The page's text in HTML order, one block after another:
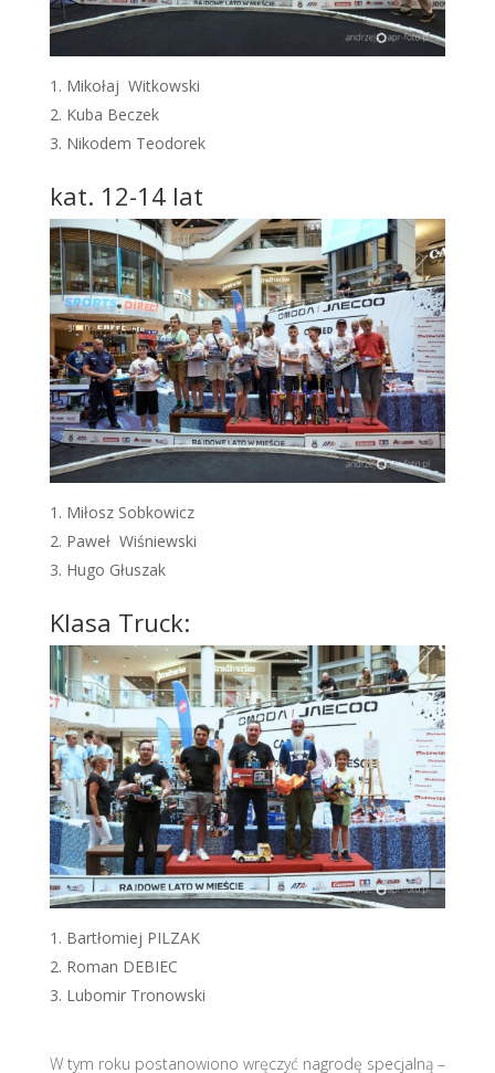
Mikołaj Witkowski
Kuba Beczek
Nikodem Teodorek
kat. 12-14 lat
Miłosz Sobkowicz
Paweł Wiśniewski
Hugo Głuszak
Klasa Truck:
Bartłomiej PILZAK
Roman DEBIEC
Lubomir Tronowski
W tym roku postanowiono wręczyć nagrodę specjalną –